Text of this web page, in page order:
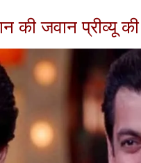
जवान प्रीव्यू